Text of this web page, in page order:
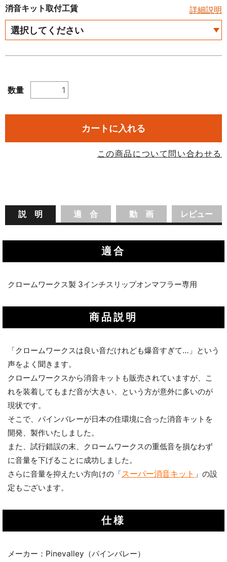
消音キット取付工賃 詳細説明
数量
カートに入れる
この商品について問い合わせる
説 明 適 合 動 画 レビュー
適合
クロームワークス製 3インチスリップオンマフラー専用
商品説明
「クロームワークスは良い音だけれども爆音すぎて…」という
声をよく聞きます。
クロームワークスから消音キットも販売されていますが、こ
れを装着してもまだ音が大きい、という方が意外に多いのが
現状です。
そこで、パインバレーが日本の住環境に合った消音キットを
開発、製作いたしました。
また、試行錯誤の末、クロームワークスの重低音を損なわず
に音量を下げることに成功しました。
さらに音量を抑えたい方向けの「スーパー消音キット 」の設
定もございます。
仕様
メーカー：Pinevalley（パインバレー）